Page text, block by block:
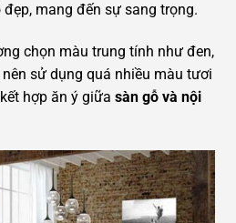
mang đến sự sang trọng.
chọn màu trung tính như đen,
sử dụng quá nhiều màu tươi
hợp ăn ý giữa sàn gỗ và nội